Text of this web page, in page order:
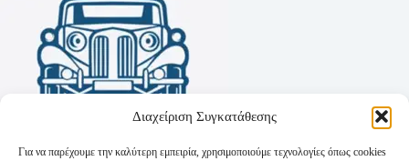
Διαχείριση Συγκατάθεσης
Για να παρέχουμε την καλύτερη εμπειρία, χρησιμοποιούμε τεχνολογίες όπως cookies